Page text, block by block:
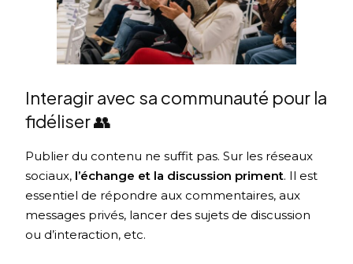
Interagir avec sa communauté pour la
fidéliser 👥
Publier du contenu ne suffit pas. Sur les réseaux
sociaux, l’échange et la discussion priment. Il est
essentiel de répondre aux commentaires, aux
messages privés, lancer des sujets de discussion
ou d’interaction, etc.